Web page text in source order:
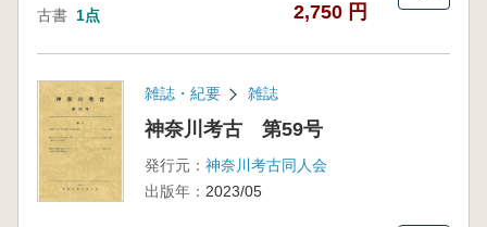
古書 1点 2,750 円
雑誌・紀要 雑誌
神奈川考古 第59号
発行元： 神奈川考古同人会
出版年： 2023/05